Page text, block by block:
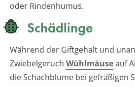
oder Rindenhumus.
Schädlinge
Während der Giftgehalt und
Zwiebelgeruch Wühlmäuseauf
die Schachblume bei gefräßigen